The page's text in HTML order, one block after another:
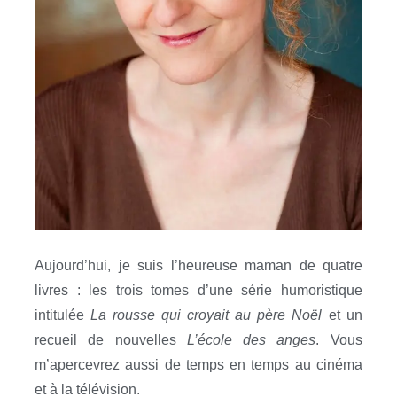
Aujourd’hui, je suis l’heureuse maman de quatre
livres : les trois tomes d’une série humoristique
intitulée La rousse qui croyait au père Noël et un
recueil de nouvelles L’école des anges. Vous
m’apercevrez aussi de temps en temps au cinéma
et à la télévision.